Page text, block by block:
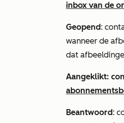
inbox van de
Geopend:
wanneer de
dat
Aangeklikt:
Beantwoord: